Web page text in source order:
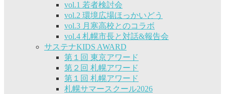
vol.1 若者検討会
vol.2 環境広場ほっかいどう
vol.3 月寒高校とのコラボ
vol.4 札幌市長と対話&報告会
サステナKIDS AWARD
第１回 東京アワード
第２回 札幌アワード
第１回 札幌アワード
札幌サマースクール2026